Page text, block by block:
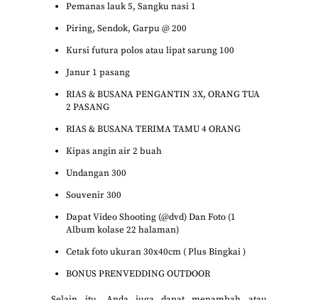
Pemanas lauk 5, Sangku nasi 1
Piring, Sendok, Garpu @ 200
Kursi futura polos atau lipat sarung 100
Janur 1 pasang
RIAS & BUSANA PENGANTIN 3X, ORANG TUA
2 PASANG
RIAS & BUSANA TERIMA TAMU 4 ORANG
Kipas angin air 2 buah
Undangan 300
Souvenir 300
Dapat Video Shooting (@dvd) Dan Foto (1
Album kolase 22 halaman)
Cetak foto ukuran 30x40cm ( Plus Bingkai )
BONUS PRENVEDDING OUTDOOR